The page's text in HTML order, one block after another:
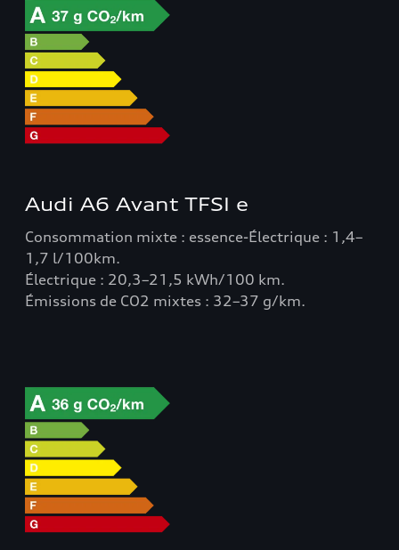
Audi A6 Avant TFSI e
Consommation mixte : essence-Électrique : 1,4–
1,7 l/100km.
Électrique : 20,3–21,5 kWh/100 km.
Émissions de CO2 mixtes : 32–37 g/km.